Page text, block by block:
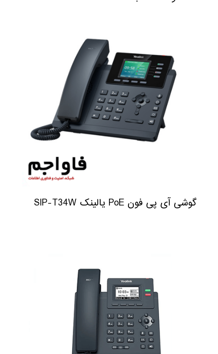
گوشی آی پی فون PoE یالینک SIP-T34W